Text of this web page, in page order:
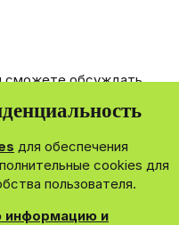
сможете обсуждать,
для обеспечения
cookies для
пользователя.
информацию и